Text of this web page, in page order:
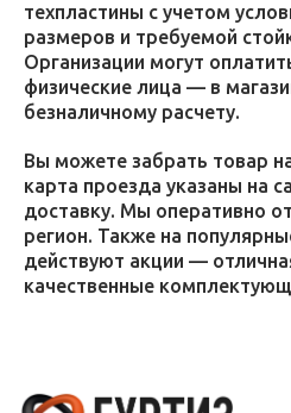
техпластины с учетом
размеров и требуемой
Организации могут
физические лица — в
безналичному расчету.
Вы можете забрать товар
карта проезда указаны на
доставку. Мы оперативно
регион. Также на
действуют акции —
качественные